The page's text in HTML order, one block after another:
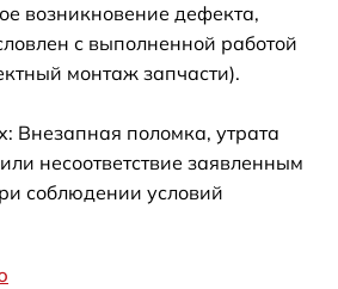
возникновение дефекта,
с выполненной работой
монтаж запчасти).
Внезапная поломка, утрата
несоответствие заявленным
соблюдении условий